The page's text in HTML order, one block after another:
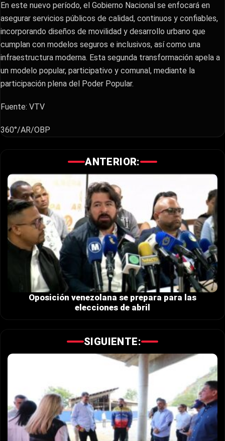
En este nuevo período, el Gobierno Nacional se enfocará en
asegurar servicios públicos de calidad, continuos y confiables,
incorporando diseños de movilidad y desarrollo urbano que
cumplan con modelos seguros e inclusivos, así como una
infraestructura moderna. Esta segunda transformación apela a
un modelo popular, participativo y comunal, mediante la
participación plena del Poder Popular.
Fuente: VTV
360°/AR/OBP
ANTERIOR:
Oposición venezolana se prepara para las
elecciones de abril
SIGUIENTE: